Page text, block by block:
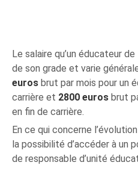
Le salaire qu’un éducateur
de son grade et varie
euros brut par mois pour un
carrière et 2800 euros brut
en fin de carrière.
En ce qui concerne
la possibilité d’accéder à un
de responsable d’unité